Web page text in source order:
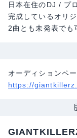
日本在住のDJ / プ
完成しているオリ
2曲とも未発表でも
オーディションペ
https://